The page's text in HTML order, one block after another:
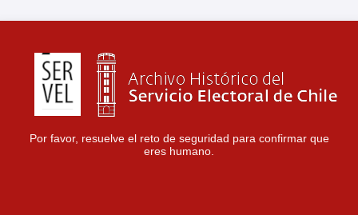
Por favor, resuelve el reto de seguridad para confirmar que
eres humano.